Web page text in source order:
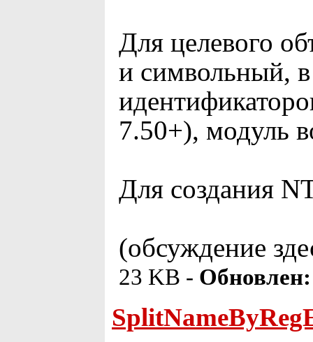
Для целевого
и символьный,
7.50+), модуль
Для создания
(обсуждение
23 KB - Обновлен: